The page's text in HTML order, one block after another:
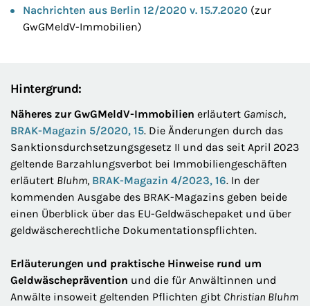
Nachrichten aus Berlin 12/2020 v. 15.7.2020 (zur
GwGMeldV-Immobilien)
Hintergrund:
Näheres zur GwGMeldV-Immobilien erläutert Gamisch,
BRAK-Magazin 5/2020, 15. Die Änderungen durch das
Sanktionsdurchsetzungsgesetz II und das seit April 2023
geltende Barzahlungsverbot bei Immobiliengeschäften
erläutert Bluhm, BRAK-Magazin 4/2023, 16. In der
kommenden Ausgabe des BRAK-Magazins geben beide
einen Überblick über das EU-Geldwäschepaket und über
geldwäscherechtliche Dokumentationspflichten.
Erläuterungen und praktische Hinweise rund um
Geldwäscheprävention und die für Anwältinnen und
Anwälte insoweit geltenden Pflichten gibt Christian Bluhm